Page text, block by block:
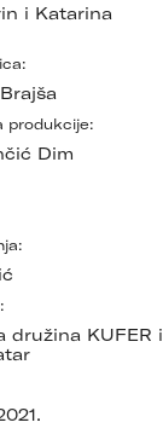
i Katarina
produkcije:
Dim
družina KUFER i